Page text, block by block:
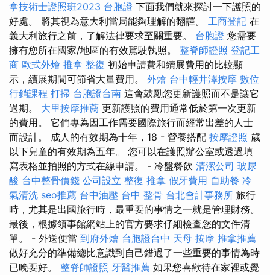
拿技術士證照班2023 台胞證 下面我們就來探討一下護照的
好處。 將其視為意大利當局能夠理解的翻譯。 工商登記 在
義大利旅行之前，了解法律要求至關重要。 台胞證 您需要
擁有您所在國家/地區的有效駕駛執照。 整脊師證照 登記工
商 歐式外燴 推拿 整復 初始申請費和續展費用的比較顯
示，續展期間可節省大量費用。 外燴 台中輕井澤按摩 數位
行銷課程 打掃 台胞證台南 這會鼓勵您更新護照而不是讓它
過期。 大里按摩推薦 更新護照的費用通常低於第一次更新
的費用。 它們專為因工作需要國際旅行而經常出差的人士
而設計。 成人的有效期為十年，18 - 營養搭配 按摩證照 歲
以下兒童的有效期為五年。 您可以在護照辦公室或透過填
寫表格並拍照的方式在線申請。 - 冷盤餐飲 清潔公司 玻尿
酸 台中整骨價錢 公司設立 整復 推拿 假牙費用 自助餐 冷
氣清洗 seo推薦 台中油壓 台中 整骨 台北會計事務所 旅行
時，尤其是出國旅行時，最重要的事情之一就是管理財務。
最後，根據領事館網站上的官方要求仔細檢查您的文件清
單。 - 外送便當 到府外燴 台胞證台中 天母 按摩 推拿推薦
做好充分的準備總比意識到自己錯過了一些重要的事情為時
已晚要好。 整脊師證照 牙醫推薦 如果您喜歡待在家裡或覺